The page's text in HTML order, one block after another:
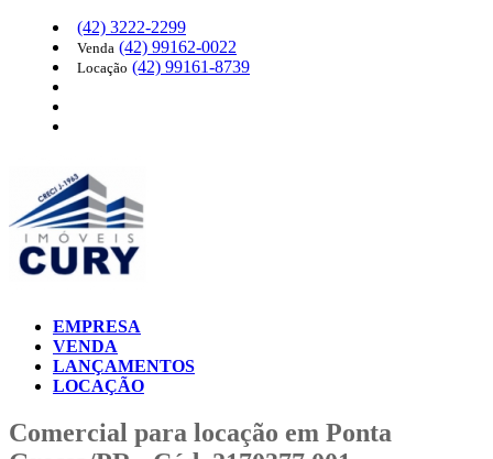
(42) 3222-2299
Venda (42) 99162-0022
Locação (42) 99161-8739
EMPRESA
VENDA
LANÇAMENTOS
LOCAÇÃO
Comercial para locação em Ponta